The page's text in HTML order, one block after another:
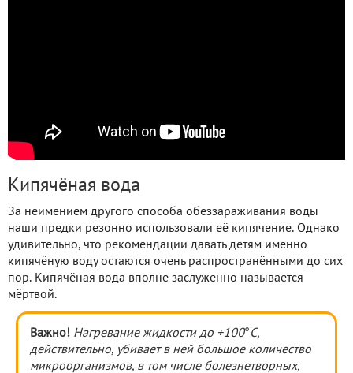
Кипячёная вода
За неимением другого способа обеззараживания воды
наши предки резонно использовали её кипячение. Однако
удивительно, что рекомендации давать детям именно
кипячёную воду остаются очень распространёнными до сих
пор. Кипячёная вода вполне заслуженно называется
мёртвой.
Важно! Нагревание жидкости до +100° С,
действительно, убивает в ней большое количество
микроорганизмов, в том числе болезнетворных,